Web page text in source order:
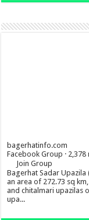
bagerhatinfo.com
Facebook Group ·
Join Group
Bagerhat Sadar
an area of 272.73 sq
and chitalmari upazilas
upa...